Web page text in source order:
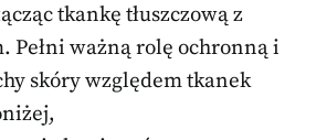
tkankę tłuszczową z
Pełni ważną rolę ochronną i
skóry względem tkanek